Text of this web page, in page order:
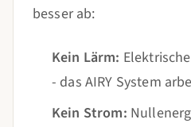
besser ab:
Kein Lärm:
- das AIRY System
Kein Strom: